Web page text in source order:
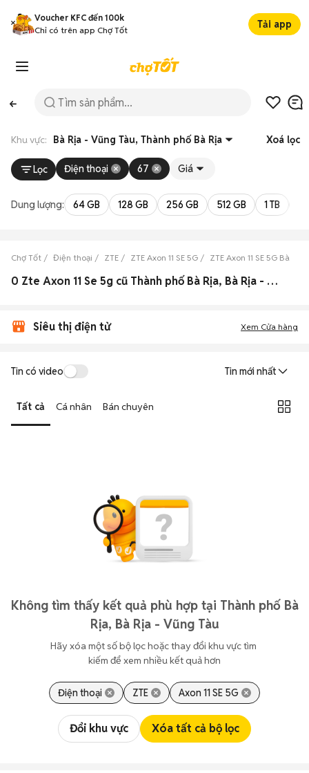
Voucher KFC đến 100k
Chỉ có trên app Chợ Tốt
Tải app
Khu vực: Bà Rịa - Vũng Tàu, Thành phố Bà Rịa Xoá lọc
Lọc Điện thoại 67 Giá
Dung lượng: 64 GB 128 GB 256 GB 512 GB 1 TB
Chợ Tốt Điện thoại ZTE ZTE Axon 11 SE 5G ZTE Axon 11 SE 5G Bà Rịa
0 Zte Axon 11 Se 5g cũ Thành phố Bà Rịa, Bà Rịa - Vũng Tàu đẹp
Siêu thị điện tử Xem Cửa hàng
Tin có video Tin mới nhất
Tất cả Cá nhân Bán chuyên
Không tìm thấy kết quả phù hợp tại Thành phố Bà
Rịa, Bà Rịa - Vũng Tàu
Hãy xóa một số bộ lọc hoặc thay đổi khu vực tìm
kiếm để xem nhiều kết quả hơn
Điện thoại ZTE Axon 11 SE 5G
Đổi khu vực Xóa tất cả bộ lọc